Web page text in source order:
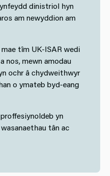
dinistriol hyn
am newyddion am
mae tîm UK-ISAR wedi
nos, mewn amodau
ochr â chydweithwyr
o ymateb byd-eang
yn
tân ac